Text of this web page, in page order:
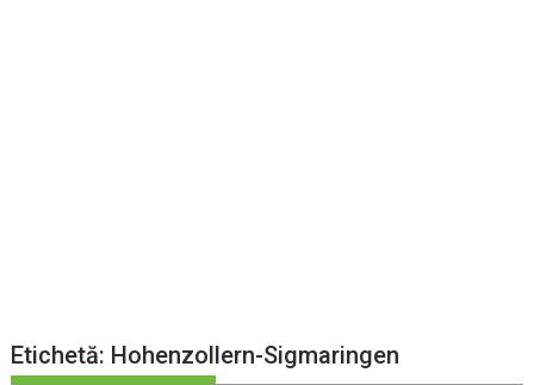
Etichetă: Hohenzollern-Sigmaringen